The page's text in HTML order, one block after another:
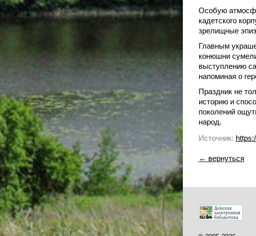
Особую
кадетского
зрелищные
Главным
конюшни
выступлению
напоминая о
Праздник не
историю и
поколений
народ.
Источник:
← вернуться